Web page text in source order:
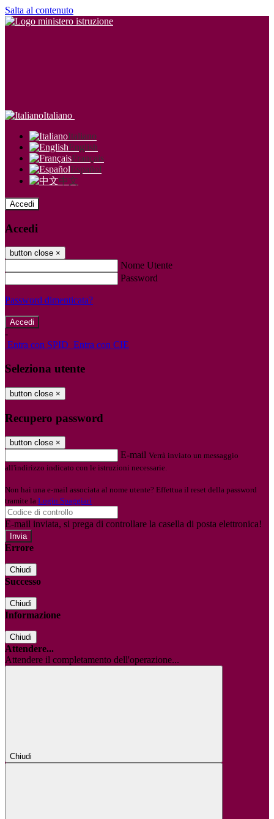
Salta al contenuto
Italiano
Italiano
English
Français
Español
中文
Accedi
Accedi
button close ×
Nome Utente
Password
Password dimenticata?
-
Entra con SPID Entra con CIE
Seleziona utente
button close ×
Recupero password
button close ×
E-mail Verrà inviato un messaggio
all'indirizzo indicato con le istruzioni necessarie.
Non hai una e-mail associata al nome utente? Effettua il reset della password
tramite la Login Spaggiari
E-mail inviata, si prega di controllare la casella di posta elettronica!
Errore
Chiudi
Successo
Chiudi
Informazione
Chiudi
Attendere...
Attendere il completamento dell'operazione...
Chiudi